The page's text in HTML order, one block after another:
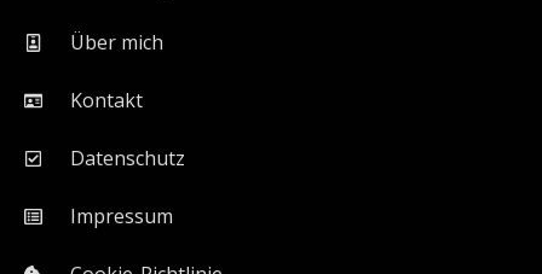
Über mich
Kontakt
Datenschutz
Impressum